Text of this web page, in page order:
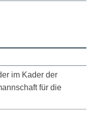
im Kader der
für die